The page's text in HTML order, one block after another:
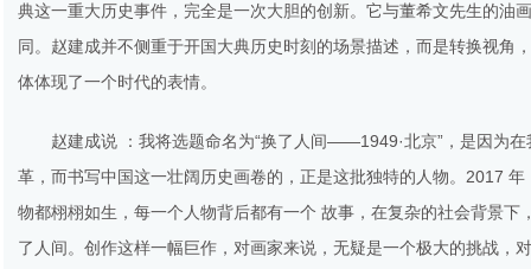
典这一重大历史事件，完全是一次大胆的创新。它与董希文先生的油
同。赵建成并不侧重于开国大典历史时刻的场景描述，而是转换视
体体现了一个时代的表情。
赵建成说 ：我将选题命名为“换了人间——1949·北京”，是因为
革，而书写中国这一壮阔历史画卷的，正是这批独特的人物。2017
物都栩栩如生，每一个人物背后都有一个 故事，在复杂的社会背景
了人间。创作这样一幅巨作，对画家来说，无疑是一个极大的挑战，